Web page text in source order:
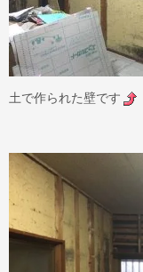
土で作られた壁です